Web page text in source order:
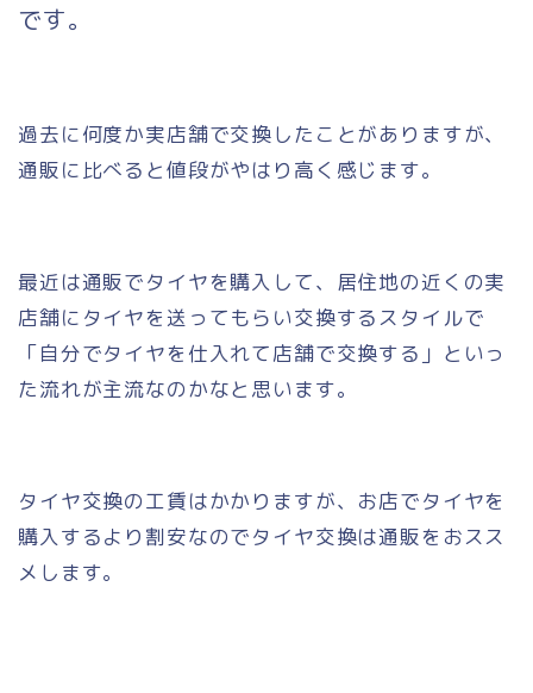
です。
過去に何度か実店舗で交換したことがありますが、
通販に比べると値段がやはり高く感じます。
最近は通販でタイヤを購入して、居住地の近くの実
店舗にタイヤを送ってもらい交換するスタイルで
「自分でタイヤを仕入れて店舗で交換する」といっ
た流れが主流なのかなと思います。
タイヤ交換の工賃はかかりますが、お店でタイヤを
購入するより割安なのでタイヤ交換は通販をおスス
メします。